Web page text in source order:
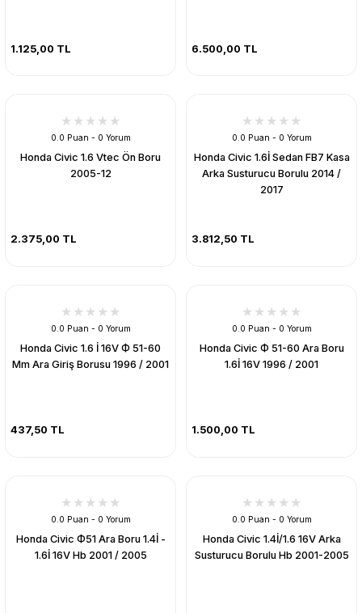
1.125,00 TL 6.500,00 TL
0.0 Puan - 0 Yorum
Honda Civic 1.6 Vtec Ön Boru
2005-12
2.375,00 TL
0.0 Puan - 0 Yorum
Honda Civic 1.6İ Sedan FB7 Kasa
Arka Susturucu Borulu 2014 /
2017
3.812,50 TL
0.0 Puan - 0 Yorum
Honda Civic 1.6 İ 16V Ф 51-60
Mm Ara Giriş Borusu 1996 / 2001
437,50 TL
0.0 Puan - 0 Yorum
Honda Civic Ф 51-60 Ara Boru
1.6İ 16V 1996 / 2001
1.500,00 TL
0.0 Puan - 0 Yorum
Honda Civic Ф51 Ara Boru 1.4İ -
1.6İ 16V Hb 2001 / 2005
0.0 Puan - 0 Yorum
Honda Civic 1.4İ/1.6 16V Arka
Susturucu Borulu Hb 2001-2005